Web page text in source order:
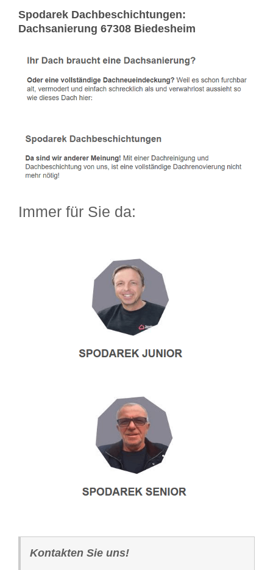
Spodarek Dachbeschichtungen:
Dachsanierung 67308 Biedesheim
Immer für Sie da:
Kontakten Sie uns!